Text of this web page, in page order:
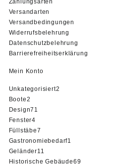
Versandarten
Versandbedingungen
Widerrufsbelehrung
Datenschutzbelehrung
Barrierefreiheitserklärung
Mein Konto
Unkategorisiert2
Boote2
Produkte
Design71
Fenster44
Produkte
Füllstäbe7
Produkte
Gastronomiebedarf1
Geländer11
Produkte
Historische Gebäude69